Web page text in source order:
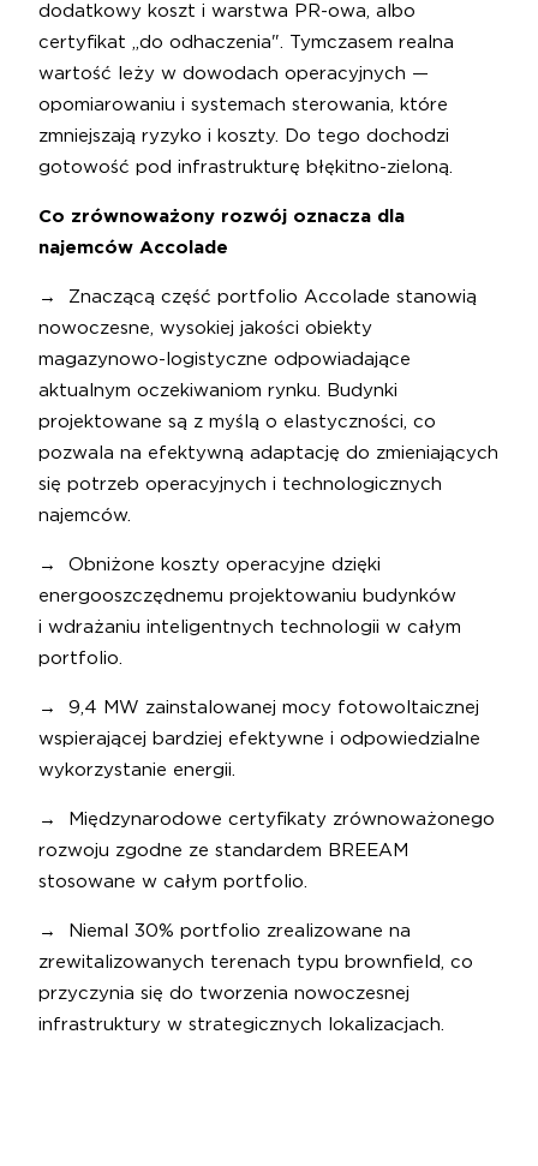
dodatkowy koszt i warstwa PR-owa, albo
certyfikat „do odhaczenia". Tymczasem realna
wartość leży w dowodach operacyjnych —
opomiarowaniu i systemach sterowania, które
zmniejszają ryzyko i koszty. Do tego dochodzi
gotowość pod infrastrukturę błękitno-zieloną.
Co zrównoważony rozwój oznacza dla
najemców Accolade
→ Znaczącą część portfolio Accolade stanowią
nowoczesne, wysokiej jakości obiekty
magazynowo-logistyczne odpowiadające
aktualnym oczekiwaniom rynku. Budynki
projektowane są z myślą o elastyczności, co
pozwala na efektywną adaptację do zmieniających
się potrzeb operacyjnych i technologicznych
najemców.
→ Obniżone koszty operacyjne dzięki
energooszczędnemu projektowaniu budynków
i wdrażaniu inteligentnych technologii w całym
portfolio.
→ 9,4 MW zainstalowanej mocy fotowoltaicznej
wspierającej bardziej efektywne i odpowiedzialne
wykorzystanie energii.
→ Międzynarodowe certyfikaty zrównoważonego
rozwoju zgodne ze standardem BREEAM
stosowane w całym portfolio.
→ Niemal 30% portfolio zrealizowane na
zrewitalizowanych terenach typu brownfield, co
przyczynia się do tworzenia nowoczesnej
infrastruktury w strategicznych lokalizacjach.